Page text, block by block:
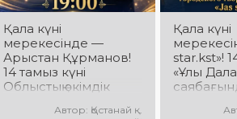
Қала күні
мерекесінде —
Арыстан Құрманов!
14 тамыз күні
Облыстық әкімдік
ҚұрмановтыңАвтор: Қостанай қ.
Қала күні
star.kst»!
«Ұлы